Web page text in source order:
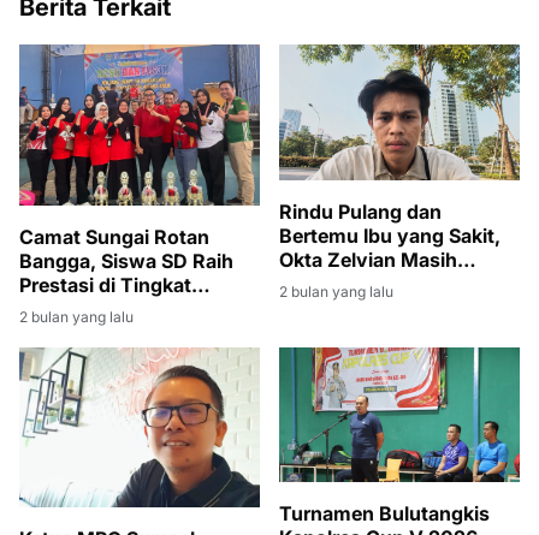
Berita Terkait
Camat Sungai Rotan
Bangga, Siswa SD Raih
Prestasi di Tingkat
Kabupaten
2 bulan yang lalu
Rindu Pulang dan
Bertemu Ibu yang Sakit,
Okta Zelvian Masih
Menanti Kepulangan dari
Kamboja
2 bulan yang lalu
Turnamen Bulutangkis